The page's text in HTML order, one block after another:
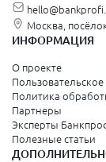
Москва,
ИНФОРМАЦИЯ
О проекте
Политика
Партнеры
Эксперты
Полезные статьи